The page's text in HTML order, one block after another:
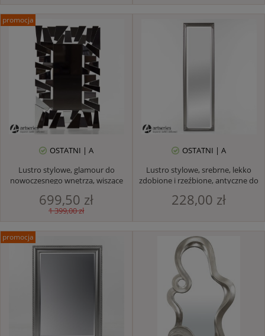
OSTATNI | A
Lustro stylowe, glamour do
nowoczesnego wnętrza, wiszące
699,50 zł
1 399,00 zł
promocja
OSTATNI | A
Lustro stylowe, srebrne, lekko
zdobione i rzeźbione, antyczne do
228,00 zł
promocja